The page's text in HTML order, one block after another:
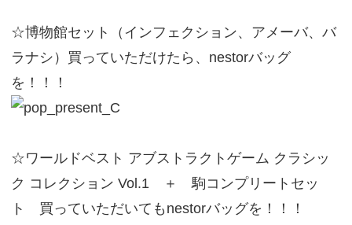
☆博物館セット（インフェクション、アメーバ、バ
ラナシ）買っていただけたら、nestorバッグ
を！！！
☆ワールドベスト アブストラクトゲーム クラシッ
ク コレクション Vol.1 ＋ 駒コンプリートセッ
ト 買っていただいてもnestorバッグを！！！